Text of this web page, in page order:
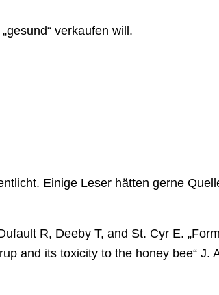
verkaufen will.
Einige Leser hätten gerne
R, Deeby T, and St. Cyr E.
and its toxicity to the honey bee“ J.